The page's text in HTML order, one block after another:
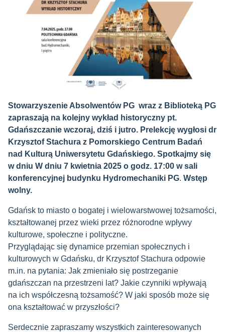
Stowarzyszenie Absolwentów PG wraz z Biblioteką PG
zapraszają na kolejny wykład historyczny pt.
Gdańszczanie wczoraj, dziś i jutro. Prelekcję wygłosi dr
Krzysztof Stachura z Pomorskiego Centrum Badań
nad Kulturą Uniwersytetu Gdańskiego. Spotkajmy się
w dniu W dniu 7 kwietnia 2025 o godz. 17:00 w sali
konferencyjnej budynku Hydromechaniki PG. Wstęp
wolny.
Gdańsk to miasto o bogatej i wielowarstwowej tożsamości,
kształtowanej przez wieki przez różnorodne wpływy
kulturowe, społeczne i polityczne.
Przyglądając się dynamice przemian społecznych i
kulturowych w Gdańsku, dr Krzysztof Stachura odpowie
m.in. na pytania: Jak zmieniało się postrzeganie
gdańszczan na przestrzeni lat? Jakie czynniki wpływają
na ich współczesną tożsamość? W jaki sposób może się
ona kształtować w przyszłości?
Serdecznie zapraszamy wszystkich zainteresowanych